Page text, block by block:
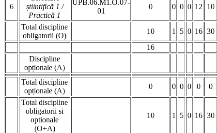
6
știintifică 1 /
Practică 1
UPB.06.M1.O.07-
01
0 0 0 0 12 10
Total discipline
obligatorii (O)
10 1 5 0 16 30
16
Discipline
opționale (A)
Total discipline
opționale (A)
0 0 0 0 0
0
Total discipline
obligatorii si
optionale
(O+A)
10 1 5 0 16 30